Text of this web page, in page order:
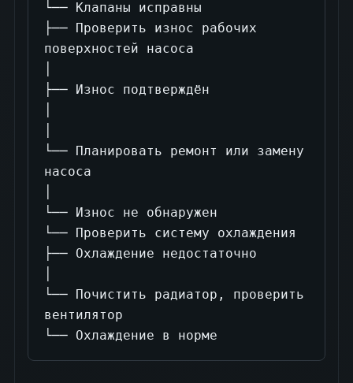
└── Клапаны исправны
├── Проверить износ рабочих
поверхностей насоса
├── Износ подтверждён
└── Планировать ремонт или замену
насоса
└── Износ не обнаружен
└── Проверить систему охлаждения
├── Охлаждение недостаточно
└── Почистить радиатор, проверить
вентилятор
└── Охлаждение в норме